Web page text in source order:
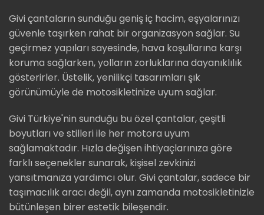
Givi çantaların sunduğu geniş iç hacim, eşyalarınızı
güvenle taşırken rahat bir organizasyon sağlar. Su
geçirmez yapıları sayesinde, hava koşullarına karşı
koruma sağlarken, yolların zorluklarına dayanıklılık
gösterirler. Üstelik, yenilikçi tasarımları şık
görünümüyle de motosikletinize uyum sağlar.
Givi Türkiye'nin sunduğu bu özel çantalar, çeşitli
boyutları ve stilleri ile her motora uyum
sağlamaktadır. Hızla değişen ihtiyaçlarınıza göre
farklı seçenekler sunarak, kişisel zevkinizi
yansıtmanıza yardımcı olur. Givi çantalar, sadece bir
taşımacılık aracı değil, aynı zamanda motosikletinizle
bütünleşen birer estetik bileşendir.